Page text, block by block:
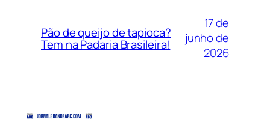
Pão de queijo de tapioca?
Tem na Padaria Brasileira!
17 de
junho de
2026